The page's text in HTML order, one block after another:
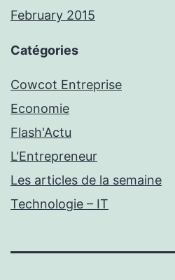
February 2015
Catégories
Cowcot Entreprise
Economie
Flash'Actu
L'Entrepreneur
Les articles de la semaine
Technologie – IT